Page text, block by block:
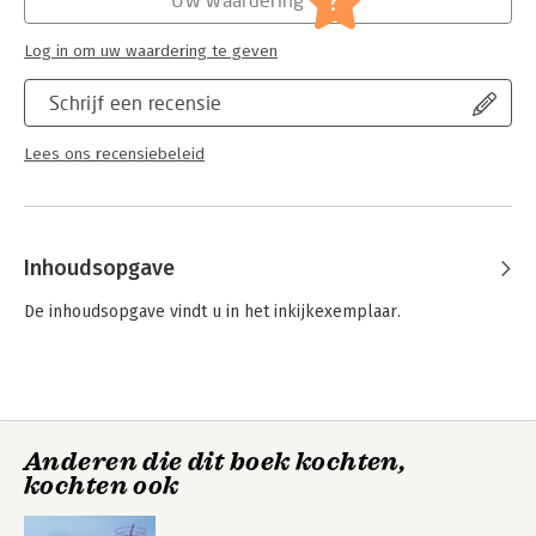
Schrijf een recensie
Lees ons recensiebeleid
Log in om uw waardering te geven
Inhoudsopgave
De inhoudsopgave vindt u in het inkijkexemplaar.
Anderen die dit boek kochten,
kochten ook